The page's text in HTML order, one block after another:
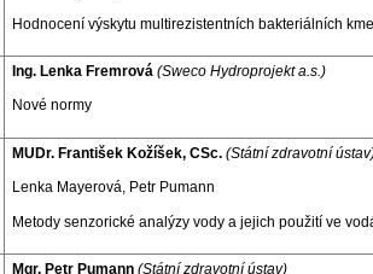
Hodnocení výskytu multirezistentních bakteriálních
Ing. Lenka Fremrová (Sweco Hydroprojekt a.s.)
Nové normy
MUDr. František Kožíšek, CSc. (Státní zdravotní
Lenka Mayerová, Petr Pumann
Metody senzorické analýzy vody a jejich použití ve
Mgr. Petr Pumann (Státní zdravotní ústav)